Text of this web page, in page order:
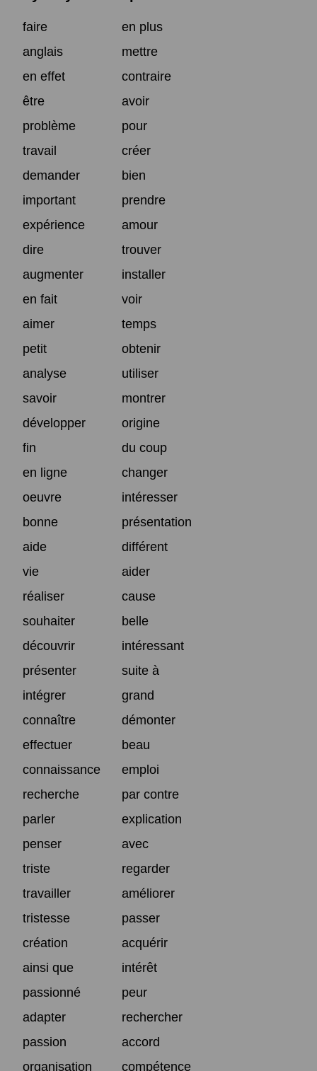
faire
en plus
anglais
mettre
en effet
contraire
être
avoir
problème
pour
travail
créer
demander
bien
important
prendre
expérience
amour
dire
trouver
augmenter
installer
en fait
voir
aimer
temps
petit
obtenir
analyse
utiliser
savoir
montrer
développer
origine
fin
du coup
en ligne
changer
oeuvre
intéresser
bonne
présentation
aide
différent
vie
aider
réaliser
cause
souhaiter
belle
découvrir
intéressant
présenter
suite à
intégrer
grand
connaître
démonter
effectuer
beau
connaissance
emploi
recherche
par contre
parler
explication
penser
avec
triste
regarder
travailler
améliorer
tristesse
passer
création
acquérir
ainsi que
intérêt
passionné
peur
adapter
rechercher
passion
accord
organisation
compétence